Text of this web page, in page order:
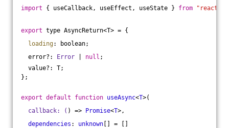
import { useCallback, useEffect, useState } from "react"
export type AsyncReturn<T> = {
loading: boolean;
error?: Error null ;
value?: T;
};
export default function useAsync<T>(
callback: ( ) => Promise<T>,
dependencies : unknown [] = []